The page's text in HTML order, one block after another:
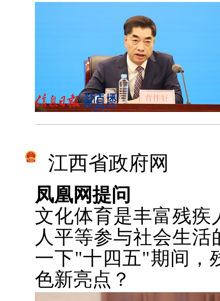
江西省政府网
凤凰网提问
文化体育是丰富残疾
人平等参与社会生
一下"十四五"期间，
色新亮点？